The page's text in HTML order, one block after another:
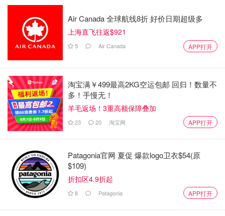
Air Canada 全球航线8折 好价日期超级多
上海直飞往返$921
5 Air Canada APP打开
淘宝满￥499最高2KG空运包邮 回归！数量不
多！手慢无！
羊毛返场！3重高额保障叠加
23 20 淘宝网 APP打开
Patagonia官网 夏促 爆款logo卫衣$54(原
$109)
折扣区4.9折起
8 Patagonia APP打开